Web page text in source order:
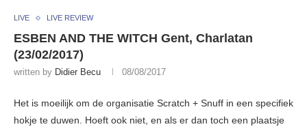
LIVE LIVE REVIEW
ESBEN AND THE WITCH Gent, Charlatan
(23/02/2017)
written by Didier Becu 08/08/2017
Het is moeilijk om de organisatie Scratch + Snuff in een specifiek
hokje te duwen. Hoeft ook niet, en als er dan toch een plaatsje